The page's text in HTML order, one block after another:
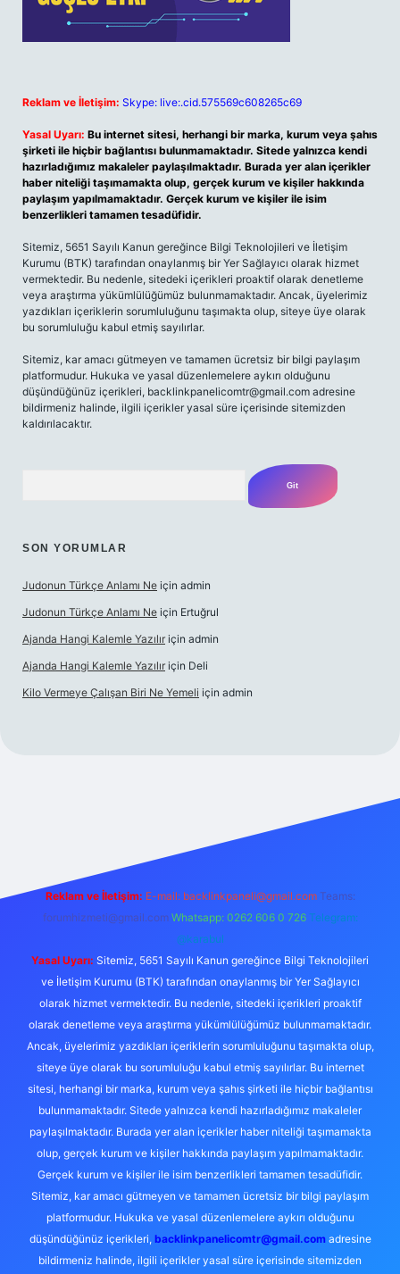
Reklam ve İletişim: Skype: live:.cid.575569c608265c69
Yasal Uyarı: Bu internet sitesi, herhangi bir marka, kurum veya şahıs
şirketi ile hiçbir bağlantısı bulunmamaktadır. Sitede yalnızca kendi
hazırladığımız makaleler paylaşılmaktadır. Burada yer alan içerikler
haber niteliği taşımamakta olup, gerçek kurum ve kişiler hakkında
paylaşım yapılmamaktadır. Gerçek kurum ve kişiler ile isim
benzerlikleri tamamen tesadüfidir.
Sitemiz, 5651 Sayılı Kanun gereğince Bilgi Teknolojileri ve İletişim
Kurumu (BTK) tarafından onaylanmış bir Yer Sağlayıcı olarak hizmet
vermektedir. Bu nedenle, sitedeki içerikleri proaktif olarak denetleme
veya araştırma yükümlülüğümüz bulunmamaktadır. Ancak, üyelerimiz
yazdıkları içeriklerin sorumluluğunu taşımakta olup, siteye üye olarak
bu sorumluluğu kabul etmiş sayılırlar.
Sitemiz, kar amacı gütmeyen ve tamamen ücretsiz bir bilgi paylaşım
platformudur. Hukuka ve yasal düzenlemelere aykırı olduğunu
düşündüğünüz içerikleri, backlinkpanelicomtr@gmail.com adresine
bildirmeniz halinde, ilgili içerikler yasal süre içerisinde sitemizden
kaldırılacaktır.
SON YORUMLAR
Judonun Türkçe Anlamı Ne için admin
Judonun Türkçe Anlamı Ne için Ertuğrul
Ajanda Hangi Kalemle Yazılır için admin
Ajanda Hangi Kalemle Yazılır için Deli
Kilo Vermeye Çalışan Biri Ne Yemeli için admin
Reklam ve İletişim: E-mail: backlinkpaneli@gmail.com Teams:
forumhizmeti@gmail.com Whatsapp: 0262 606 0 726 Telegram:
@karabul
Yasal Uyarı: Sitemiz, 5651 Sayılı Kanun gereğince Bilgi Teknolojileri
ve İletişim Kurumu (BTK) tarafından onaylanmış bir Yer Sağlayıcı
olarak hizmet vermektedir. Bu nedenle, sitedeki içerikleri proaktif
olarak denetleme veya araştırma yükümlülüğümüz bulunmamaktadır.
Ancak, üyelerimiz yazdıkları içeriklerin sorumluluğunu taşımakta olup,
siteye üye olarak bu sorumluluğu kabul etmiş sayılırlar. Bu internet
sitesi, herhangi bir marka, kurum veya şahıs şirketi ile hiçbir bağlantısı
bulunmamaktadır. Sitede yalnızca kendi hazırladığımız makaleler
paylaşılmaktadır. Burada yer alan içerikler haber niteliği taşımamakta
olup, gerçek kurum ve kişiler hakkında paylaşım yapılmamaktadır.
Gerçek kurum ve kişiler ile isim benzerlikleri tamamen tesadüfidir.
Sitemiz, kar amacı gütmeyen ve tamamen ücretsiz bir bilgi paylaşım
platformudur. Hukuka ve yasal düzenlemelere aykırı olduğunu
düşündüğünüz içerikleri, backlinkpanelicomtr@gmail.comadresine
bildirmeniz halinde, ilgili içerikler yasal süre içerisinde sitemizden